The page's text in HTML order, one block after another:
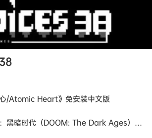
心/Atomic Heart》免安装中文版
毁灭战士：黑暗时代（DOOM: The Dark Ages）免安装中文版